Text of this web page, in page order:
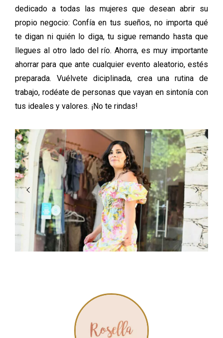
dedicado a todas las mujeres que desean abrir su
propio negocio: Confía en tus sueños, no importa qué
te digan ni quién lo diga, tu sigue remando hasta que
llegues al otro lado del río. Ahorra, es muy importante
ahorrar para que ante cualquier evento aleatorio, estés
preparada. Vuélvete diciplinada, crea una rutina de
trabajo, rodéate de personas que vayan en sintonía con
tus ideales y valores. ¡No te rindas!